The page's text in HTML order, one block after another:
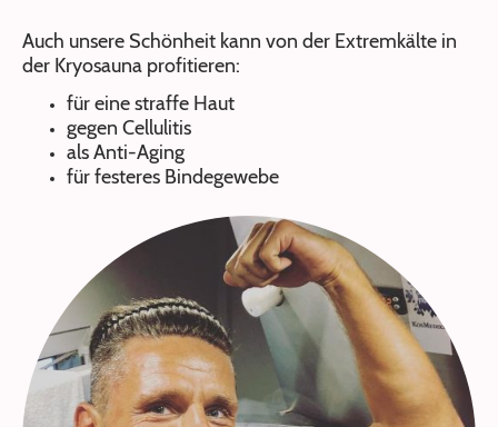
Auch unsere Schönheit kann von der Extremkälte in
der Kryosauna profitieren:
für eine straffe Haut
gegen Cellulitis
als Anti-Aging
für festeres Bindegewebe